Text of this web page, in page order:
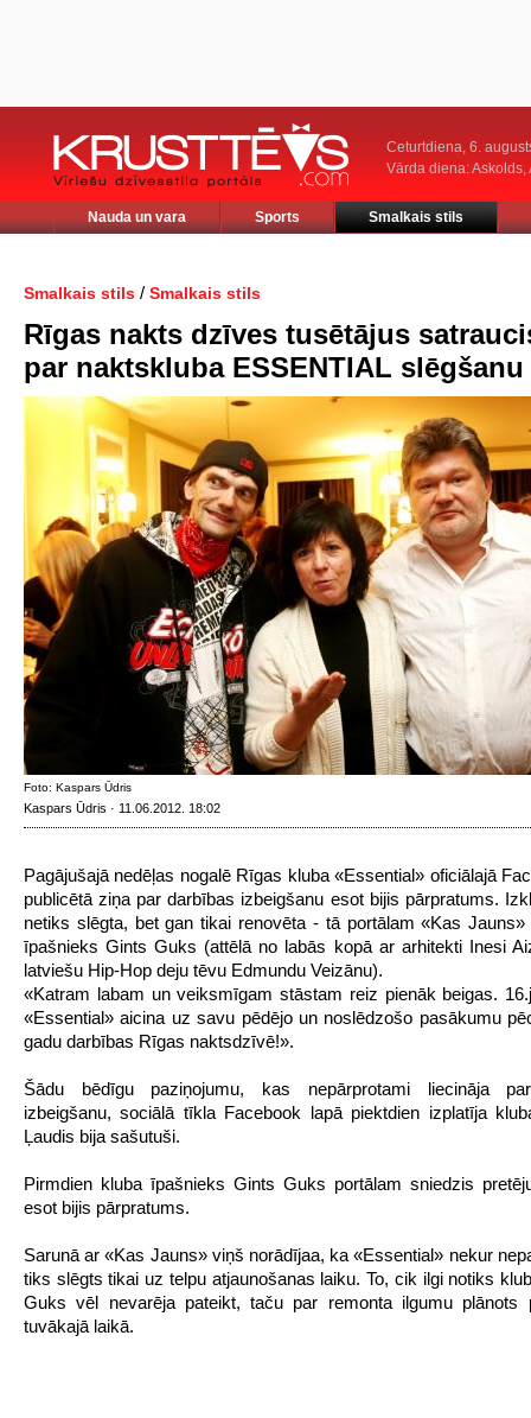
Ceturtdiena, 6.
Vārda diena: Askolds,
Nauda un vara Sports Smalkais stils
Smalkais stils / Smalkais stils
Rīgas nakts dzīves tusētājus
par naktskluba ESSENTIAL slēgšanu
Foto: Kaspars Ūdris
Kaspars Ūdris · 11.06.2012. 18:02
Pagājušajā nedēļas nogalē Rīgas kluba «Essential» oficiālajā
publicētā ziņa par darbības izbeigšanu esot bijis pārpratums.
netiks slēgta, bet gan tikai renovēta - tā portālam «Kas Jauns»
īpašnieks Gints Guks (attēlā no labās kopā ar arhitekti Inesi
latviešu Hip-Hop deju tēvu Edmundu Veizānu).
«Katram labam un veiksmīgam stāstam reiz pienāk beigas.
«Essential» aicina uz savu pēdējo un noslēdzošo pasākumu
gadu darbības Rīgas naktsdzīvē!».
Šādu bēdīgu paziņojumu, kas nepārprotami liecināja
izbeigšanu, sociālā tīkla Facebook lapā piektdien izplatīja
Ļaudis bija sašutuši.
Pirmdien kluba īpašnieks Gints Guks portālam sniedzis
esot bijis pārpratums.
Sarunā ar «Kas Jauns» viņš norādījaa, ka «Essential» nekur
tiks slēgts tikai uz telpu atjaunošanas laiku. To, cik ilgi notiks
Guks vēl nevarēja pateikt, taču par remonta ilgumu plānots
tuvākajā laikā.